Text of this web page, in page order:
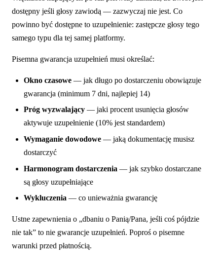
dostępny jeśli głosy zawiodą — zazwyczaj nie jest. Co
powinno być dostępne to uzupełnienie: zastępcze głosy tego
samego typu dla tej samej platformy.
Pisemna gwarancja uzupełnień musi określać:
Okno czasowe — jak długo po dostarczeniu obowiązuje
gwarancja (minimum 7 dni, najlepiej 14)
Próg wyzwalający — jaki procent usunięcia głosów
aktywuje uzupełnienie (10% jest standardem)
Wymaganie dowodowe — jaką dokumentację musisz
dostarczyć
Harmonogram dostarczenia — jak szybko dostarczane
są głosy uzupełniające
Wykluczenia — co unieważnia gwarancję
Ustne zapewnienia o „dbaniu o Panią/Pana, jeśli coś pójdzie
nie tak” to nie gwarancje uzupełnień. Poproś o pisemne
warunki przed płatnością.